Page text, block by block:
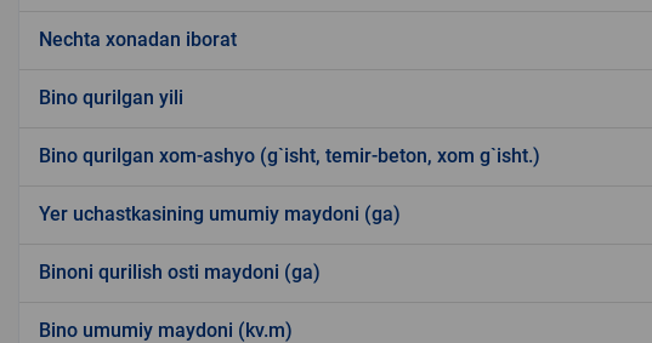
Nechta xonadan iborat
Bino qurilgan yili
Bino qurilgan xom-ashyo (g`isht, temir-beton, xom g`isht.)
Yer uchastkasining umumiy maydoni (ga)
Binoni qurilish osti maydoni (ga)
Bino umumiy maydoni (kv.m)